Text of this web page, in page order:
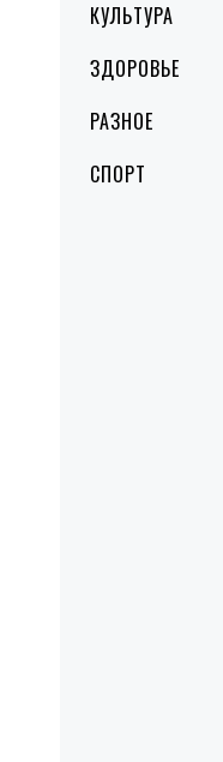
КУЛЬТУРА
ЗДОРОВЬЕ
РАЗНОЕ
СПОРТ